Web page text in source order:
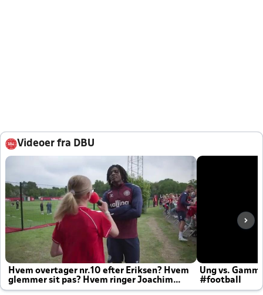
Videoer fra DBU
Hvem overtager nr.10 efter Eriksen? Hvem
glemmer sit pas? Hvem ringer Joachim
altid til efter kampe?
Ung vs.
#football